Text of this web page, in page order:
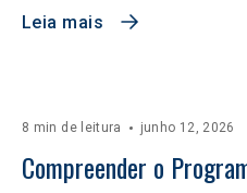
Leia mais
8 min de leitura junho 12, 2026
Compreender o